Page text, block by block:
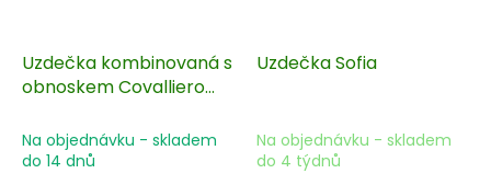
Uzdečka kombinovaná s
obnoskem Covalliero
Na objednávku - skladem
do 14 dnů
Uzdečka Sofia
Na objednávku - skladem
do 4 týdnů